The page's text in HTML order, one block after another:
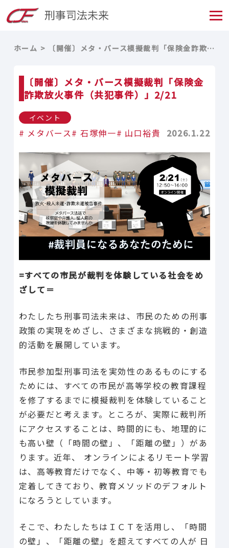
ホーム 〔開催〕メタ・バース模擬裁判「保険金詐欺放火事件（共犯事件）」2/21
〔開催〕メタ・バース模擬裁判「保険金
詐欺放火事件（共犯事件）」2/21
イベント
メタバース 石塚伸一 山口裕貴 2026.1.22
=すべての市民が裁判を体験している社会をめ
ざして＝
わたしたち刑事司法未来は、市民のための刑事
政策の実現をめざし、さまざまな挑戦的・創造
的活動を展開しています。
市民参加型刑事司法を実効性のあるものにする
ためには、すべての市民が高等学校の教育課程
を修了するまでに模擬裁判を体験していること
が必要だと考えます。ところが、実際に裁判所
にアクセスすることは、時間的にも、地理的に
も高い壁（「時間の壁」、「距離の壁」）があ
ります。近年、 オンラインによるリモート学習
は、高等教育だけでなく、中等・初等教育でも
定着してきており、教育メソッドのデフォルト
になろうとしています。
そこで、わたしたちはＩＣＴを活用し、「時間
の壁」、「距離の壁」を超えてすべての人が 日